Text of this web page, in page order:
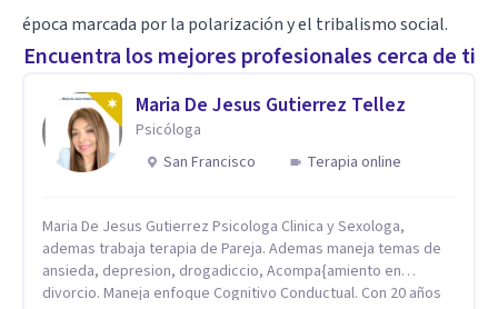
época marcada por la polarización y el tribalismo social.
Encuentra los mejores profesionales cerca de ti
Maria De Jesus Gutierrez Tellez
Psicóloga
San Francisco
Terapia online
Maria De Jesus Gutierrez Psicologa Clinica y Sexologa,
ademas trabaja terapia de Pareja. Ademas maneja temas de
ansieda, depresion, drogadiccio, Acompa{amiento en
divorcio. Maneja enfoque Cognitivo Conductual. Con 20 años